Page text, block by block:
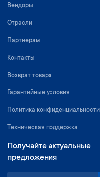
Вендоры
Отрасли
Партнерам
Контакты
Возврат товара
Гарантийные условия
Политика конфиденциальности
Техническая поддержка
Получайте актуальные
предложения